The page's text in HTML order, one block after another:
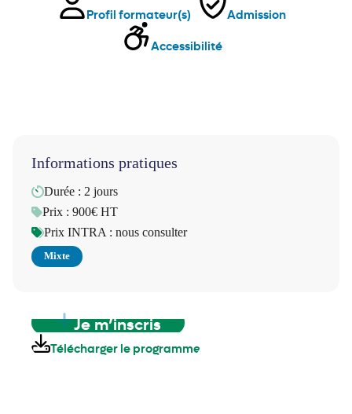
Profil formateur(s) Admission
Accessibilité
Informations pratiques
Durée : 2 jours
Prix : 900€ HT
Prix INTRA : nous consulter
Mixte
Je m’inscris
Télécharger le programme